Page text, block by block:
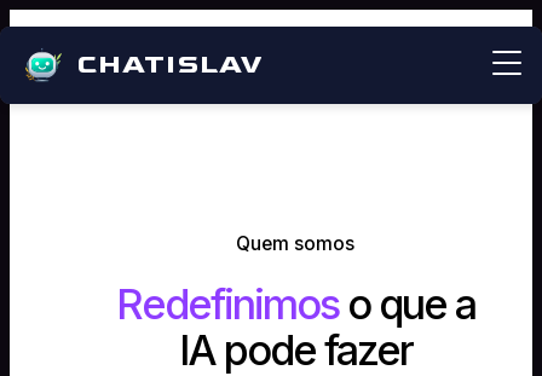
CHATISLAV
Quem somos
Redefinimoso que a
IA pode fazer